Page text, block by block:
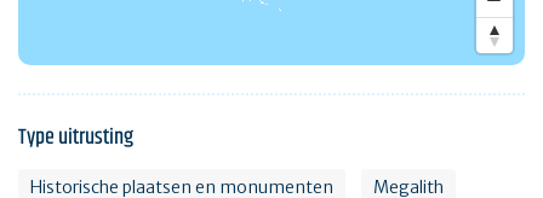
Type uitrusting
Historische plaatsen en monumenten Megalith